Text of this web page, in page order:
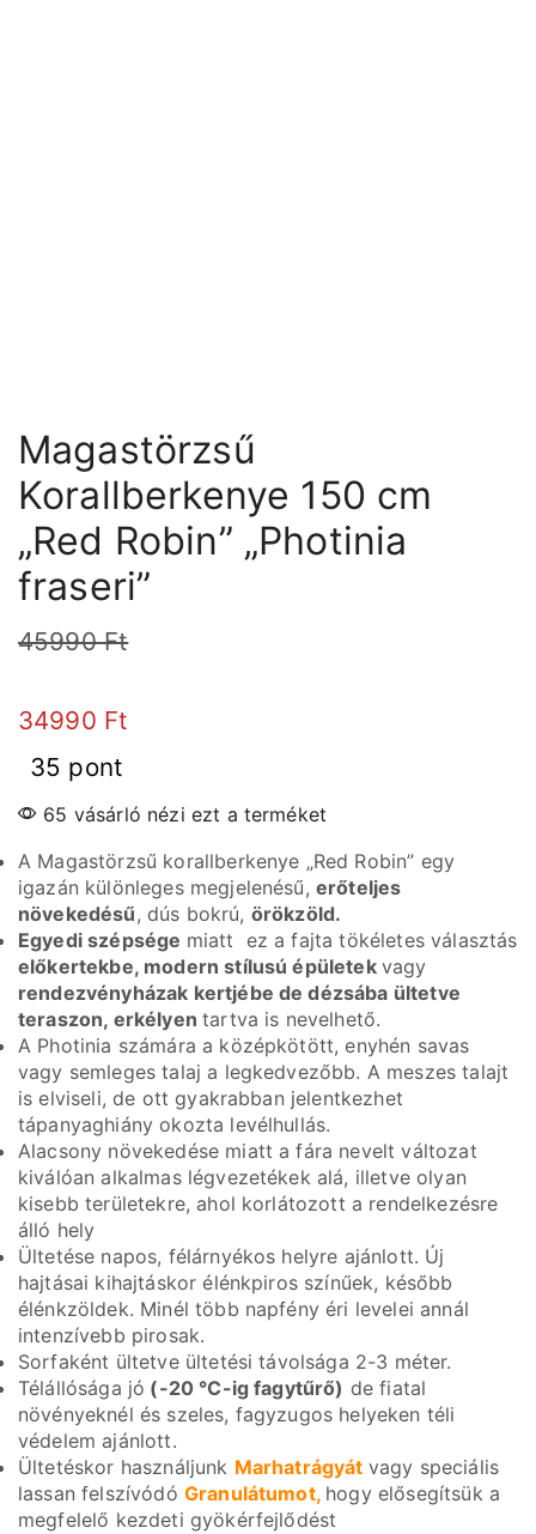
Magastörzsű
Korallberkenye 150 cm
„Red Robin” „Photinia
fraseri”
45990Ft
34990 Ft
35 pont
65 vásárló nézi ezt a terméket
A Magastörzsű korallberkenye „Red Robin” egy
igazán különleges megjelenésű, erőteljes
növekedésű, dús bokrú, örökzöld.
Egyedi szépsége miatt ez a fajta tökéletes választás
előkertekbe, modern stílusú épületek vagy
rendezvényházak kertjébe de dézsába ültetve
teraszon, erkélyentartva is nevelhető.
A Photinia számára a középkötött, enyhén savas
vagy semleges talaj a legkedvezőbb. A meszes talajt
is elviseli, de ott gyakrabban jelentkezhet
tápanyaghiány okozta levélhullás.
Alacsony növekedése miatt a fára nevelt változat
kiválóan alkalmas légvezetékek alá, illetve olyan
kisebb területekre, ahol korlátozott a rendelkezésre
álló hely
Ültetése napos, félárnyékos helyre ajánlott. Új
hajtásai kihajtáskor élénkpiros színűek, később
élénkzöldek. Minél több napfény éri levelei annál
intenzívebb pirosak.
Sorfaként ültetve ültetési távolsága 2-3 méter.
Télállósága jó (-20 °C-ig fagytűrő) de fiatal
növényeknél és szeles, fagyzugos helyeken téli
védelem ajánlott.
Ültetéskor használjunk Marhatrágyát vagy speciális
lassan felszívódó Granulátumot, hogy elősegítsük a
megfelelő kezdeti gyökérfejlődést